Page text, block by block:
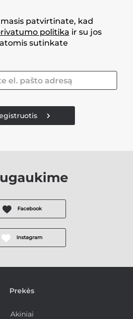
patvirtinate, kad
politika ir su jos
sutinkate
Facebook
Instagram
Prekės
Akiniai